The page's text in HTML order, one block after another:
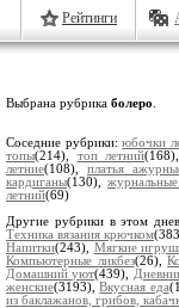
Рейтинги
Выбрана рубрика болеро
Соседние рубрики:юбочки
топы(214), топ летний(168),
летние(108),платья
кардиганы(130),
летний(69)
Другие рубрики в этом
Техника вязания крючком
Напитки(243), Мягкие
Компьютерные ликбез(26),
Домашний уют(439),
женские(3193),Вкусная еда
из баклажанов, грибов,